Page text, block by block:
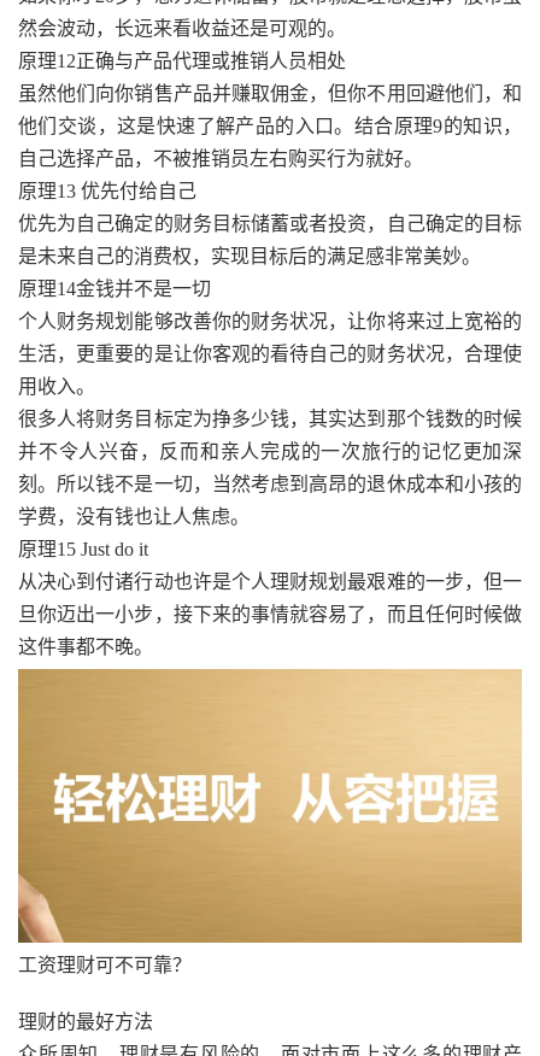
然会波动，长远来看收益还是可观的。
原理12正确与产品代理或推销人员相处
虽然他们向你销售产品并赚取佣金，但你不用回避他们，和
他们交谈，这是快速了解产品的入口。结合原理9的知识，
自己选择产品，不被推销员左右购买行为就好。
原理13 优先付给自己
优先为自己确定的财务目标储蓄或者投资，自己确定的目标
是未来自己的消费权，实现目标后的满足感非常美妙。
原理14金钱并不是一切
个人财务规划能够改善你的财务状况，让你将来过上宽裕的
生活，更重要的是让你客观的看待自己的财务状况，合理使
用收入。
很多人将财务目标定为挣多少钱，其实达到那个钱数的时候
并不令人兴奋，反而和亲人完成的一次旅行的记忆更加深
刻。所以钱不是一切，当然考虑到高昂的退休成本和小孩的
学费，没有钱也让人焦虑。
原理15 Just do it
从决心到付诸行动也许是个人理财规划最艰难的一步，但一
旦你迈出一小步，接下来的事情就容易了，而且任何时候做
这件事都不晚。
工资理财可不可靠？
理财的最好方法